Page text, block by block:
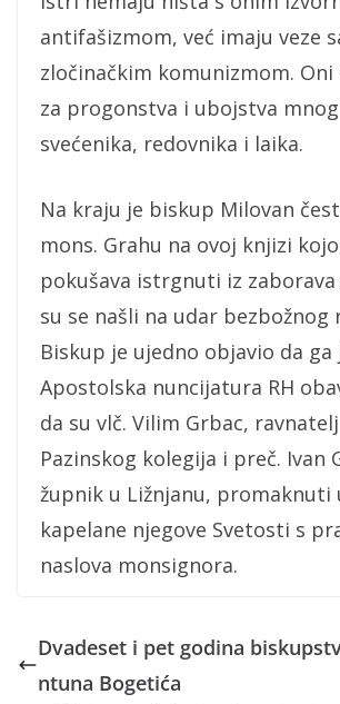
antifašizmom, već imaju veze
zločinačkim komunizmom. Oni
za progonstva i ubojstva
svećenika, redovnika i laika.
Na kraju je biskup Milovan
mons. Grahu na ovoj knjizi
pokušava istrgnuti iz
su se našli na udar bezbožnog
Biskup je ujedno objavio da ga
Apostolska nuncijatura RH
da su vlč. Vilim Grbac, ravnatelj
Pazinskog kolegija i preč. Ivan
župnik u Ližnjanu, promaknuti
kapelane njegove Svetosti s
naslova monsignora.
Dvadeset i pet godina
ntuna Bogetića